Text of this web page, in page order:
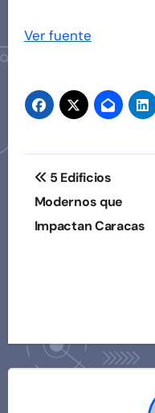
de
Ver fuente
Navegación
de
entradas
5 Edificios
Modernos que
Impactan Caracas